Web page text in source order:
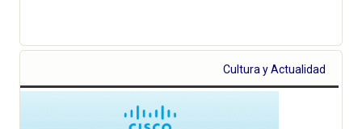
Cultura y Actualidad